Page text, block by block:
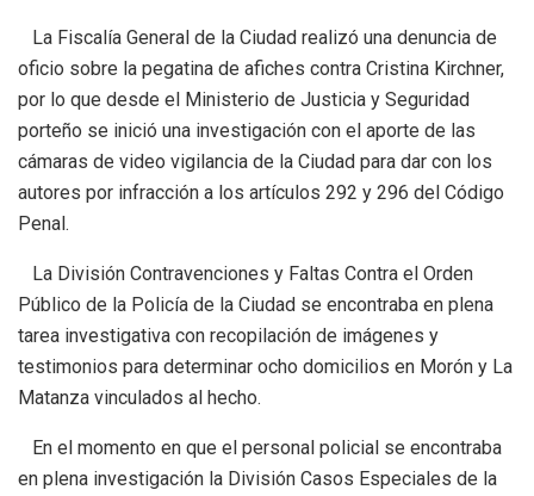
La Fiscalía General de la Ciudad realizó una denuncia de
oficio sobre la pegatina de afiches contra Cristina Kirchner,
por lo que desde el Ministerio de Justicia y Seguridad
porteño se inició una investigación con el aporte de las
cámaras de video vigilancia de la Ciudad para dar con los
autores por infracción a los artículos 292 y 296 del Código
Penal.
La División Contravenciones y Faltas Contra el Orden
Público de la Policía de la Ciudad se encontraba en plena
tarea investigativa con recopilación de imágenes y
testimonios para determinar ocho domicilios en Morón y La
Matanza vinculados al hecho.
En el momento en que el personal policial se encontraba
en plena investigación la División Casos Especiales de la